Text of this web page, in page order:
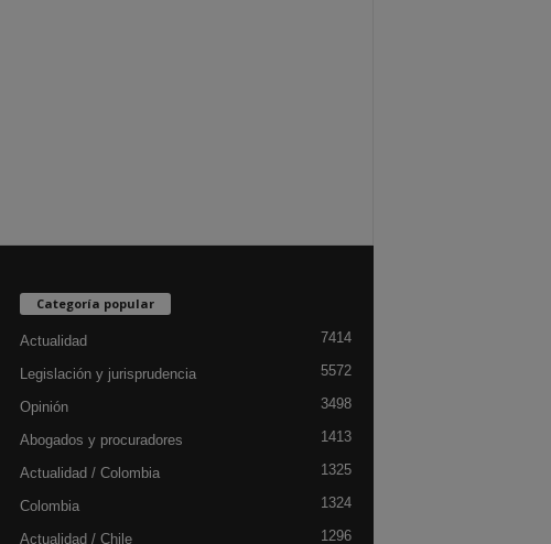
Categoría popular
Actualidad 7414
Legislación y jurisprudencia 5572
Opinión 3498
Abogados y procuradores 1413
Actualidad / Colombia 1325
Colombia 1324
Actualidad / Chile 1296